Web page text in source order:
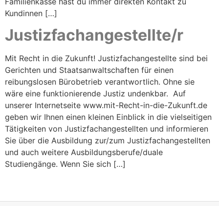
Kundinnen […]
Justizfachangestellte/r
Mit Recht in die Zukunft! Justizfachangestellte sind bei
Gerichten und Staatsanwaltschaften für einen
reibungslosen Bürobetrieb verantwortlich. Ohne sie
wäre eine funktionierende Justiz undenkbar. Auf
unserer Internetseite www.mit-Recht-in-die-Zukunft.de
geben wir Ihnen einen kleinen Einblick in die vielseitigen
Tätigkeiten von Justizfachangestellten und informieren
Sie über die Ausbildung zur/zum Justizfachangestellten
und auch weitere Ausbildungsberufe/duale
Studiengänge. Wenn Sie sich […]